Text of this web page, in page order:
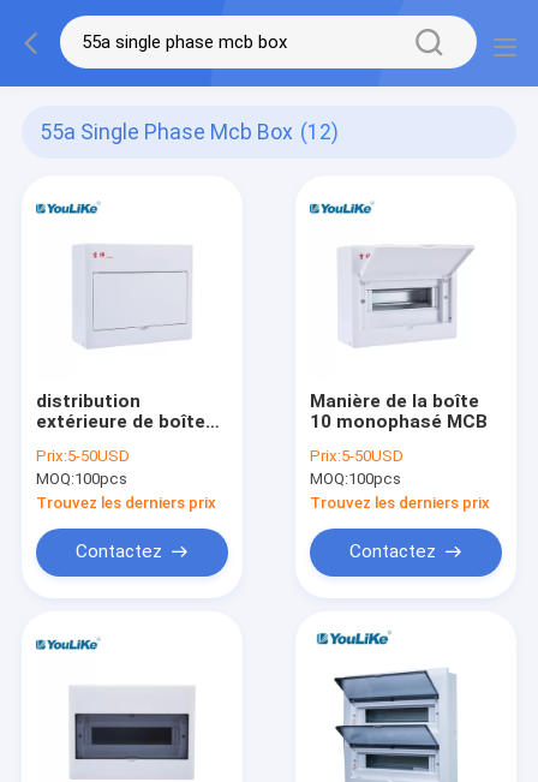
55a Single Phase Mcb Box (12)
distribution
extérieure de boîte
manières 55A 10
antipoussière
Prix:5-50USD
MOQ:100pcs
Trouvez les derniers prix
Contactez
Manière de la boîte
10 monophasé MCB
Prix:5-50USD
MOQ:100pcs
Trouvez les derniers prix
Contactez